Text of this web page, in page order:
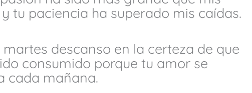
tu paciencia ha superado mis caídas.
martes descanso en la certeza de que
consumido porque tu amor se
cada mañana.